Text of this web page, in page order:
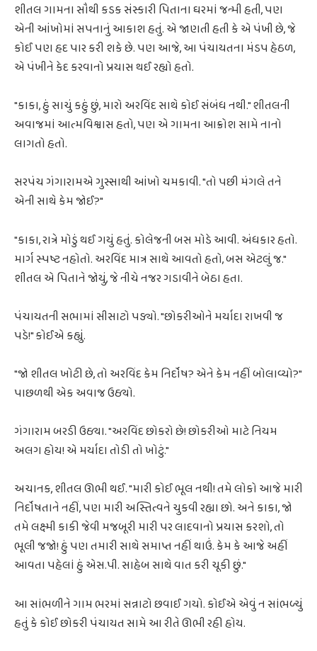
શીતલ ગામના સૌથી કડક સંસ્કારી પિતાના ઘરમાં જન્મી હતી, પણ
એની આંખોમાં સપનાનું આકાશ હતું. એ જાણતી હતી કે એ પંખી છે, જે
કોઈ પણ હદ પાર કરી શકે છે. પણ આજે, આ પંચાયતના મંડપ હેઠળ,
એ પંખીને કેદ કરવાનો પ્રયાસ થઈ રહ્યો હતો.
"કાકા, હું સાચું કહું છું, મારો અરવિંદ સાથે કોઈ સંબંધ નથી." શીતલની
અવાજમાં આત્મવિશ્વાસ હતો, પણ એ ગામના આક્રોશ સામે નાનો
લાગતો હતો.
સરપંચ ગંગારામએ ગુસ્સાથી આંખો ચમકાવી. "તો પછી મંગલે તને
એની સાથે કેમ જોઈ?"
"કાકા, રાત્રે મોડું થઈ ગયું હતું. કોલેજની બસ મોડે આવી. અંધકાર હતો.
માર્ગ સ્પષ્ટ નહોતો. અરવિંદ માત્ર સાથે આવતો હતો, બસ એટલું જ."
શીતલ એ પિતાને જોયું, જે નીચે નજર ગડાવીને બેઠા હતા.
પંચાયતની સભામાં સીસાટો પડ્યો. "છોકરીઓને મર્યાદા રાખવી જ
પડે!" કોઈએ કહ્યું.
"જો શીતલ ખોટી છે, તો અરવિંદ કેમ નિર્દોષ? એને કેમ નહીં બોલાવ્યો?"
પાછળથી એક અવાજ ઉઠ્યો.
ગંગારામ બરડી ઉઠ્યા. "અરવિંદ છોકરો છે! છોકરીઓ માટે નિયમ
અલગ હોય! એ મર્યાદા તોડી તો ખોટું."
અચાનક, શીતલ ઊભી થઈ. "મારી કોઈ ભૂલ નથી! તમે લોકો આજે મારી
નિર્દોષતાને નહીં, પણ મારી અસ્તિત્વને ચુકવી રહ્યા છો. અને કાકા, જો
તમે લક્ષ્મી કાકી જેવી મજબૂરી મારી પર લાદવાનો પ્રયાસ કરશો, તો
ભૂલી જજો! હું પણ તમારી સાથે સમાપ્ત નહીં થાઉં. કેમ કે આજે અહીં
આવતા પહેલાં હું એસ.પી. સાહેબ સાથે વાત કરી ચૂકી છું."
આ સાંભળીને ગામ ભરમાં સન્નાટો છવાઈ ગયો. કોઈએ એવું ન સાંભળ્યું
હતું કે કોઈ છોકરી પંચાયત સામે આ રીતે ઊભી રહી હોય.